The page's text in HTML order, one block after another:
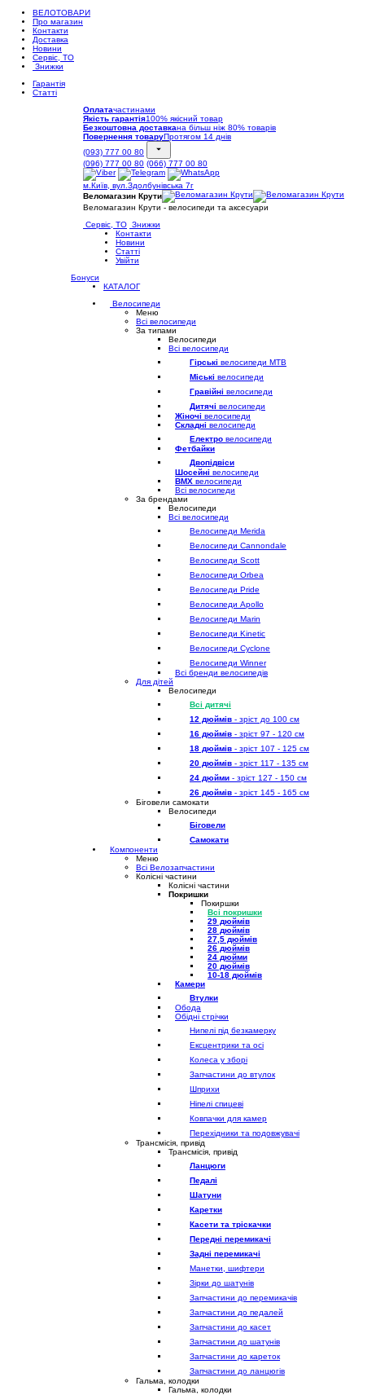
ВЕЛОТОВАРИ
Про магазин
Контакти
Доставка
Новини
Сервіс, ТО
Знижки
Гарантія
Статті
Оплатачастинами
Якість гарантія100% якісний товар
Безкоштовна доставкана більш ніж 80% товарів
Повернення товаруПротягом 14 днів
(093) 777 00 80
(096) 777 00 80 (066) 777 00 80
м.Київ, вул.Здолбунівська 7г
Веломагазин Крути
Веломагазин Крути - велосипеди та аксесуари
Сервіс, ТО Знижки
Контакти
Новини
Статті
Увійти
Бонуси
КАТАЛОГ
Велосипеди
Меню
Всі велосипеди
За типами
Велосипеди
Всі велосипеди
Гірські велосипеди MTB
Міські велосипеди
Гравійні велосипеди
Дитячі велосипеди
Жіночі велосипеди
Складні велосипеди
Електро велосипеди
Фетбайки
Двопідвіси
Шосейні велосипеди
BMX велосипеди
Всі велосипеди
За брендами
Велосипеди
Всі велосипеди
Велосипеди Merida
Велосипеди Cannondale
Велосипеди Scott
Велосипеди Orbea
Велосипеди Pride
Велосипеди Apollo
Велосипеди Marin
Велосипеди Kinetic
Велосипеди Cyclone
Велосипеди Winner
Всі бренди велосипедів
Для дітей
Велосипеди
Всі дитячі
12 дюймів - зріст до 100 см
16 дюймів - зріст 97 - 120 см
18 дюймів - зріст 107 - 125 см
20 дюймів - зріст 117 - 135 см
24 дюйми - зріст 127 - 150 см
26 дюймів - зріст 145 - 165 см
Біговели самокати
Велосипеди
Біговели
Самокати
Компоненти
Меню
Всі Велозапчастини
Колісні частини
Колісні частини
Покришки
Покиршки
Всі покришки
29 дюймів
28 дюймів
27,5 дюймів
26 дюймів
24 дюйми
20 дюймів
10-18 дюймів
Камери
Втулки
Обода
Обідні стрічки
Нипелі під безкамерку
Ексцентрики та осі
Колеса у зборі
Запчастини до втулок
Шприхи
Ніпелі спицеві
Ковпачки для камер
Перехідники та подовжувачі
Трансмісія, привід
Трансмісія, привід
Ланцюги
Педалі
Шатуни
Каретки
Касети та тріскачки
Передні перемикачі
Задні перемикачі
Манетки, шифтери
Зірки до шатунів
Запчастини до перемикачів
Запчастини до педалей
Запчастини до касет
Запчастини до шатунів
Запчастини до кареток
Запчастини до ланцюгів
Гальма, колодки
Гальма, колодки